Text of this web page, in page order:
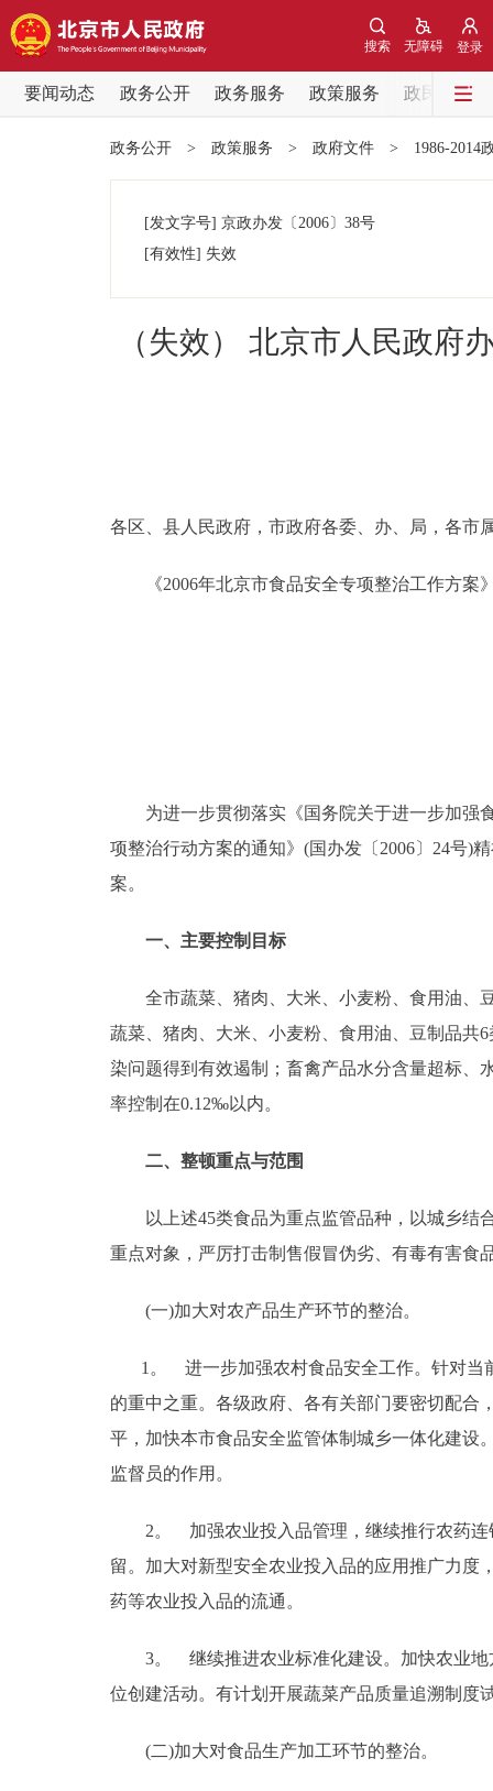
登录
无障碍
搜索
要闻动态 政务公开 政务服务 政策服务
政民互动
党中央精神
政务公开
政民互动
走进北京
绿色北京
ENGLISH
ESPAÑOL
政务公开 > 政策服务 > 政府文件 > 1986-2014
[发文字号] 京政办发 〔2006〕 38号
[有效性] 失效
（失效） 北京市人民政府
各区、县人民政府，市政府各委、办、局，各市
《2006年北京市食品安全专项整治工作方案
为进一步贯彻落实《国务院关于进一步加强食
项整治行动方案的通知》(国办发〔2006〕24号)
案。
一、主要控制目标
全市蔬菜、猪肉、大米、小麦粉、食用油、豆
蔬菜、猪肉、大米、小麦粉、食用油、豆制品共
染问题得到有效遏制；畜禽产品水分含量超标、
率控制在0.12‰以内。
二、整顿重点与范围
以上述45类食品为重点监管品种，以城乡结
重点对象，严厉打击制售假冒伪劣、有毒有害食
(一)加大对农产品生产环节的整治。
1。 进一步加强农村食品安全工作。针对当前
的重中之重。各级政府、各有关部门要密切配合
平，加快本市食品安全监管体制城乡一体化建设
监督员的作用。
2。 加强农业投入品管理，继续推行农药连锁
留。加大对新型安全农业投入品的应用推广力度
药等农业投入品的流通。
3。 继续推进农业标准化建设。加快农业地方
位创建活动。有计划开展蔬菜产品质量追溯制度
(二)加大对食品生产加工环节的整治。